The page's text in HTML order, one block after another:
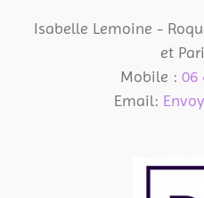
Isabelle Lemoine -
et
Mobile : 06
Email: